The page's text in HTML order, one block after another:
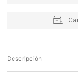
Descripción